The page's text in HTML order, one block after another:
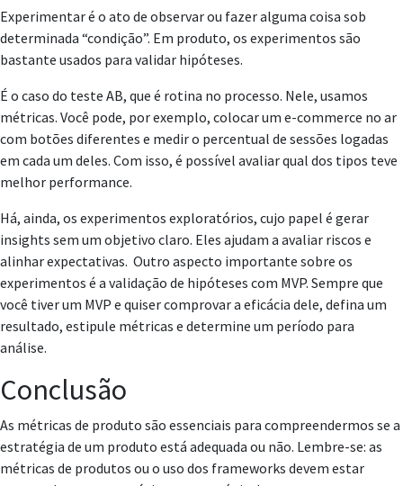
Experimentar é o ato de observar ou fazer alguma coisa sob
determinada “condição”. Em produto, os experimentos são
bastante usados para validar hipóteses.
É o caso do teste AB, que é rotina no processo. Nele, usamos
métricas. Você pode, por exemplo, colocar um e-commerce no ar
com botões diferentes e medir o percentual de sessões logadas
em cada um deles. Com isso, é possível avaliar qual dos tipos teve
melhor performance.
Há, ainda, os experimentos exploratórios, cujo papel é gerar
insights sem um objetivo claro. Eles ajudam a avaliar riscos e
alinhar expectativas. Outro aspecto importante sobre os
experimentos é a validação de hipóteses com MVP. Sempre que
você tiver um MVP e quiser comprovar a eficácia dele, defina um
resultado, estipule métricas e determine um período para
análise.
Conclusão
As métricas de produto são essenciais para compreendermos se a
estratégia de um produto está adequada ou não. Lembre-se: as
métricas de produtos ou o uso dos frameworks devem estar